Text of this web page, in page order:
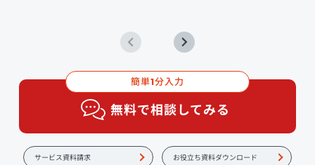
簡単1分入力
無料で相談してみる
サービス資料請求 お役立ち資料ダウンロード